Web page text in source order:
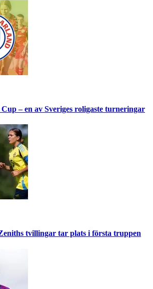
– en av Sveriges roligaste turneringar
tvillingar tar plats i första truppen